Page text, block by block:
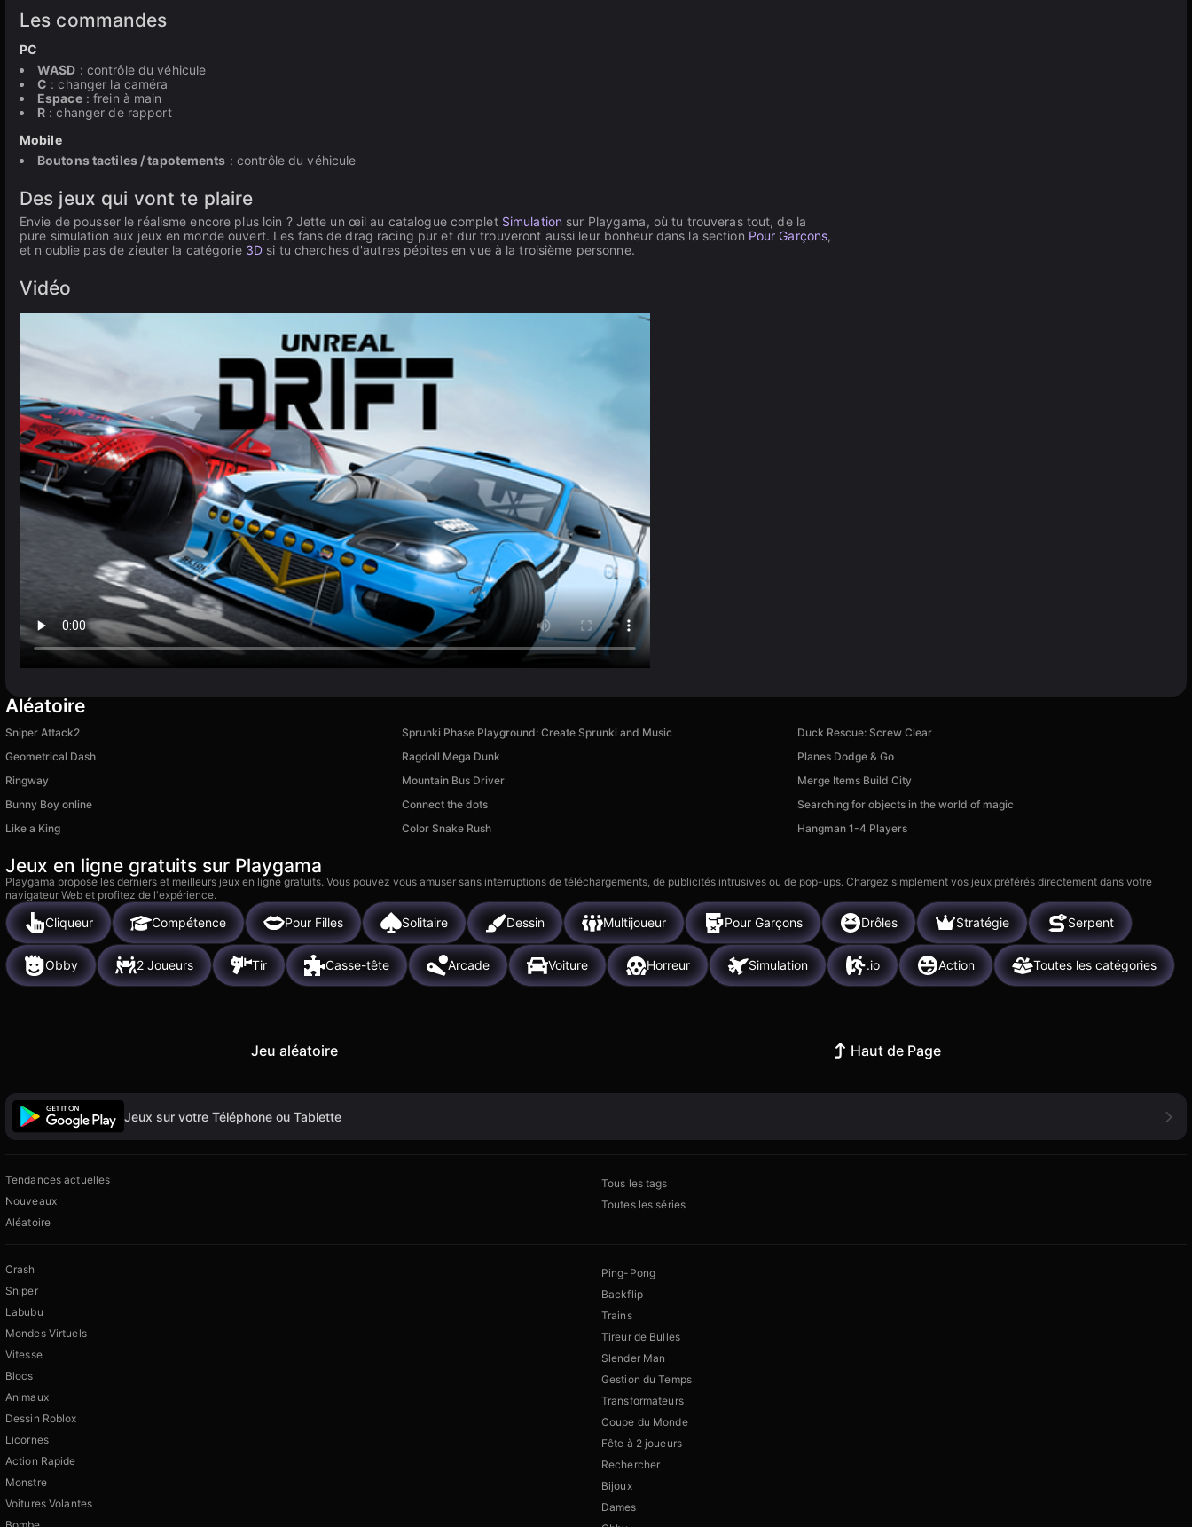
Les commandes
PC
WASD : contrôle du véhicule
C : changer la caméra
Espace: frein à main
R : changer de rapport
Mobile
Boutons tactiles / tapotements : contrôle du véhicule
Des jeux qui vont te plaire
Envie de pousser le réalisme encore plus loin ? Jette un œil au catalogue complet Simulation sur Playgama, où tu trouveras tout, de la
pure simulation aux jeux en monde ouvert. Les fans de drag racing pur et dur trouveront aussi leur bonheur dans la section Pour Garçons,
et n'oublie pas de zieuter la catégorie 3D si tu cherches d'autres pépites en vue à la troisième personne.
Vidéo
Aléatoire
Sniper Attack2 Sprunki Phase Playground: Create Sprunki and Music
Duck Rescue: Screw Clear
Geometrical Dash
Ragdoll Mega Dunk
Planes Dodge & Go
Ringway
Mountain Bus Driver
Merge Items Build City
Bunny Boy online
Connect the dots
Searching for objects in the world of magic
Like a King
Color Snake Rush Hangman 1-4 Players
Jeux en ligne gratuits sur Playgama
Playgama propose les derniers et meilleurs jeux en ligne gratuits. Vous pouvez vous amuser sans interruptions de téléchargements, de publicités intrusives ou de pop-ups. Chargez simplement vos jeux préférés directement dans votre
navigateur Web et profitez de l'expérience.
Cliqueur Compétence Pour Filles Solitaire Dessin Multijoueur Pour Garçons Drôles Stratégie Serpent
Obby 2 Joueurs Tir Casse-tête Arcade Voiture Horreur Simulation .io Action Toutes les catégories
Jeu aléatoire Haut de Page
Jeux sur votre Téléphone ou Tablette
Tendances actuelles
Nouveaux
Aléatoire
Tous les tags
Toutes les séries
Crash
Sniper
Labubu
Mondes Virtuels
Vitesse
Blocs
Animaux
Dessin Roblox
Licornes
Action Rapide
Monstre
Voitures Volantes
Ping-Pong
Backflip
Trains
Tireur de Bulles
Slender Man
Gestion du Temps
Transformateurs
Coupe du Monde
Fête à 2 joueurs
Rechercher
Bijoux
Dames